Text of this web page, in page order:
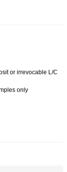
or irrevocable L/C
only